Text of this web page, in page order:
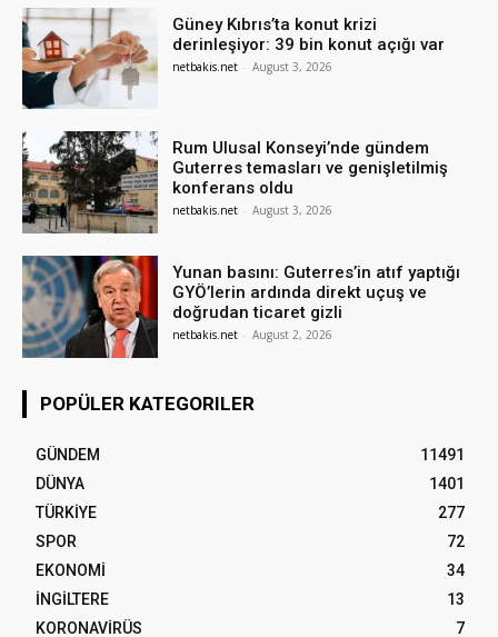
Güney Kıbrıs’ta konut krizi
derinleşiyor: 39 bin konut açığı var
netbakis.net - August 3, 2026
Rum Ulusal Konseyi’nde gündem
Guterres temasları ve genişletilmiş
konferans oldu
netbakis.net - August 3, 2026
Yunan basını: Guterres’in atıf yaptığı
GYÖ’lerin ardında direkt uçuş ve
doğrudan ticaret gizli
netbakis.net - August 2, 2026
POPÜLER KATEGORILER
GÜNDEM
11491
DÜNYA
1401
TÜRKİYE
277
SPOR
72
EKONOMİ
34
İNGİLTERE
13
KORONAVİRÜS
7